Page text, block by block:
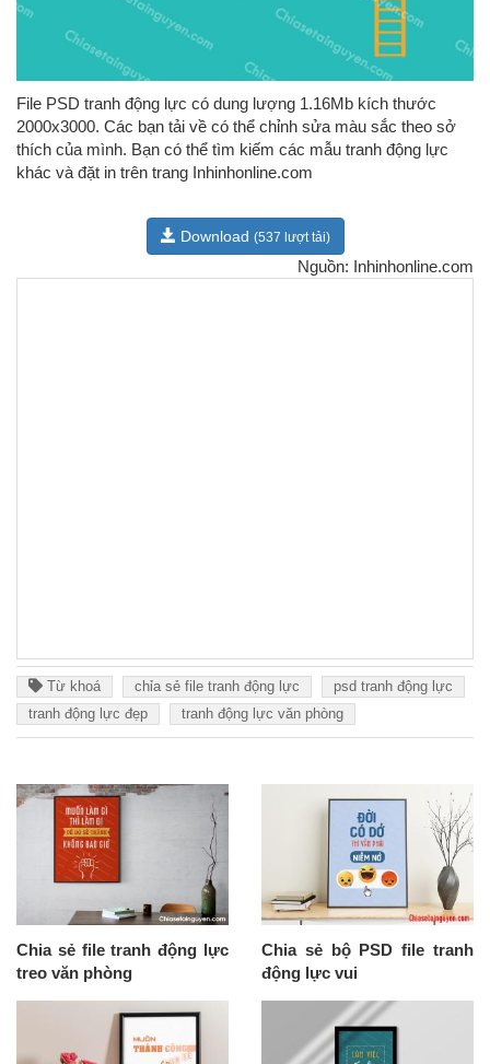
File PSD tranh động lực có dung lượng 1.16Mb kích thước
2000x3000. Các bạn tải về có thể chỉnh sửa màu sắc theo sở
thích của mình. Bạn có thể tìm kiếm các mẫu tranh động lực
khác và đặt in trên trang Inhinhonline.com
Download (537 lượt tải)
Nguồn: Inhinhonline.com
Từ khoá chỉa sẻ file tranh động lực
psd tranh động lực
tranh động lực đẹp
tranh động lực văn phòng
Chia sẻ file tranh động lực
treo văn phòng
Chia sẻ bộ PSD file tranh
động lực vui